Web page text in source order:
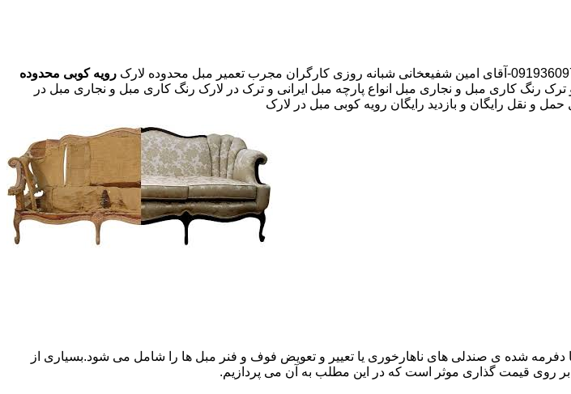
رویه کوبی محدوده
ترک رنگ کاری مبل و نجاری مبل انواع پارچه مبل ایرانی و ترک در لارک رنگ کاری مبل و نجاری مبل در
و نقل رایگان و بازدید رایگان رویه کوبی مبل در لارک
شده ی صندلی های ناهارخوری یا تعییر و تعویض فوف و فنر مبل ها را شامل می شود.بسیاری از
بر روی قیمت گذاری موثر است که در این مطلب به آن می پردازیم.